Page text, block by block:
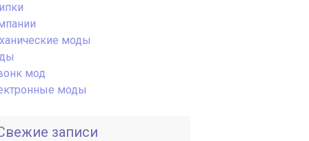
моды
мод
моды
записи